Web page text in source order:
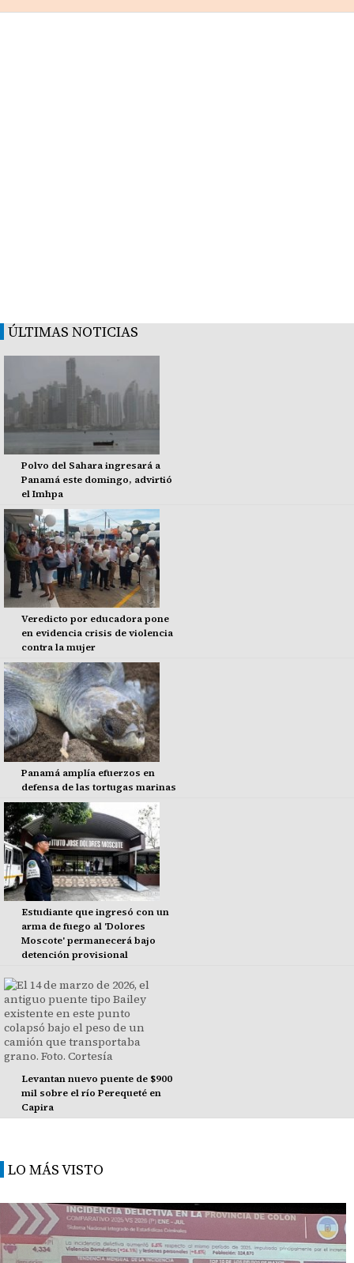
ÚLTIMAS NOTICIAS
Polvo del Sahara ingresará a
Panamá este domingo, advirtió
el Imhpa
Veredicto por educadora pone
en evidencia crisis de violencia
contra la mujer
Panamá amplía efuerzos en
defensa de las tortugas marinas
Estudiante que ingresó con un
arma de fuego al 'Dolores
Moscote' permanecerá bajo
detención provisional
Levantan nuevo puente de $900
mil sobre el río Perequeté en
Capira
LO MÁS VISTO